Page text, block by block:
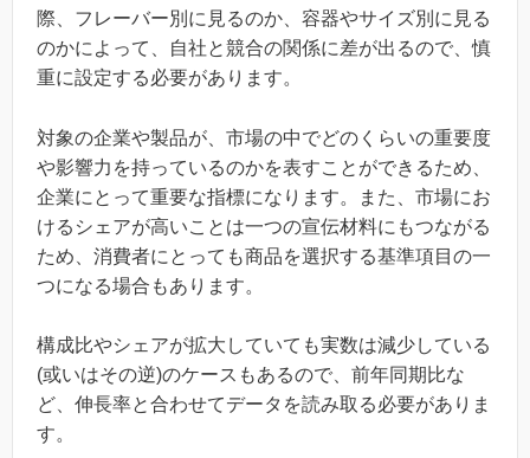
際、フレーバー別に見るのか、容器やサイズ別に見る
のかによって、自社と競合の関係に差が出るので、慎
重に設定する必要があります。
対象の企業や製品が、市場の中でどのくらいの重要度
や影響力を持っているのかを表すことができるため、
企業にとって重要な指標になります。また、市場にお
けるシェアが高いことは一つの宣伝材料にもつながる
ため、消費者にとっても商品を選択する基準項目の一
つになる場合もあります。
構成比やシェアが拡大していても実数は減少している
(或いはその逆)のケースもあるので、前年同期比な
ど、伸長率と合わせてデータを読み取る必要がありま
す。